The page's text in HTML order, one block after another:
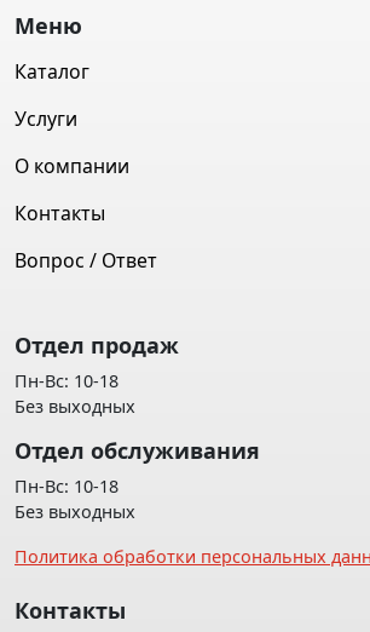
Меню
Каталог
Услуги
О компании
Контакты
Вопрос / Ответ
Отдел продаж
Пн-Вс: 10-18
Без выходных
Отдел обслуживания
Пн-Вс: 10-18
Без выходных
Политика обработки персональных
Контакты